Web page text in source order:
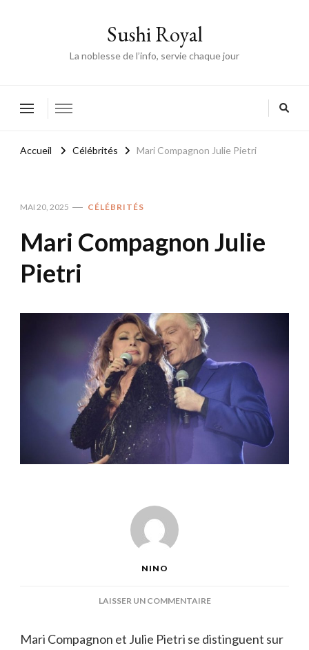
Sushi Royal
La noblesse de l’info, servie chaque jour
Accueil Célébrités Mari Compagnon Julie Pietri
MAI 20, 2025 CÉLÉBRITÉS
Mari Compagnon Julie
Pietri
NINO
LAISSER UN COMMENTAIRESUR
JULIE
Mari Compagnon et Julie Pietri se distinguent sur